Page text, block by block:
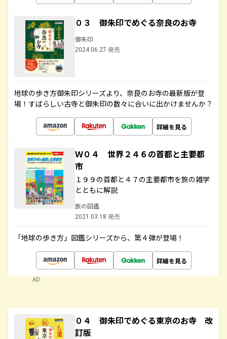
０３ 御朱印でめぐる奈良のお寺
御朱印
2024.06.27 発売
地球の歩き方御朱印シリーズより、奈良のお寺の最新版が登
場！すばらしい古寺と御朱印の数々に合いに出かけませんか？
詳細を見る
Ｗ０４ 世界２４６の首都と主要都
市
１９９の首都と４７の主要都市を旅の雑学
とともに解説
旅の図鑑
2021.03.18 発売
「地球の歩き方」図鑑シリーズから、第４弾が登場！
詳細を見る
AD
０４ 御朱印でめぐる東京のお寺 改
訂版